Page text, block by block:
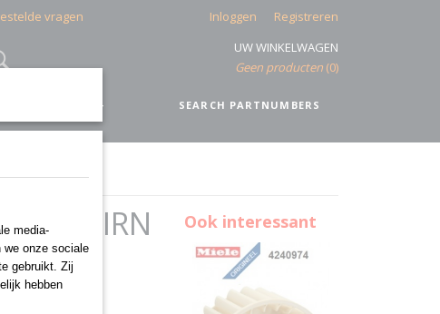
vragen Inloggen
Registreren
UW WINKELWAGEN
Geen producten (0)
SEARCH PARTNUMBERS
+
PUFF IRN
Ook interessant
media-
we onze sociale
gebruikt. Zij
hebben